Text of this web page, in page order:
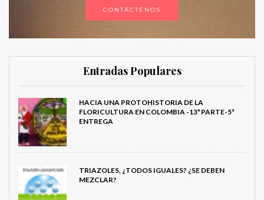
CONTÁCTENOS
Entradas Populares
HACIA UNA PROTOHISTORIA DE LA
FLORICULTURA EN COLOMBIA -13ª PARTE-5ª
ENTREGA
TRIAZOLES, ¿TODOS IGUALES? ¿SE DEBEN
MEZCLAR?